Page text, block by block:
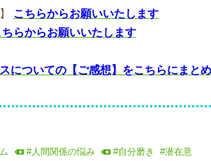
こちらからお願いいたします
ちらからお願いいたします
についての【ご感想】をこちらにまと
#人間関係の悩み #自分磨き #潜在意